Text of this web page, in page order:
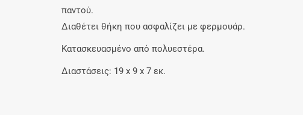
παντού.
Διαθέτει θήκη που ασφαλίζει με φερμουάρ.
Κατασκευασμένο από πολυεστέρα.
Διαστάσεις: 19 x 9 x 7 εκ.